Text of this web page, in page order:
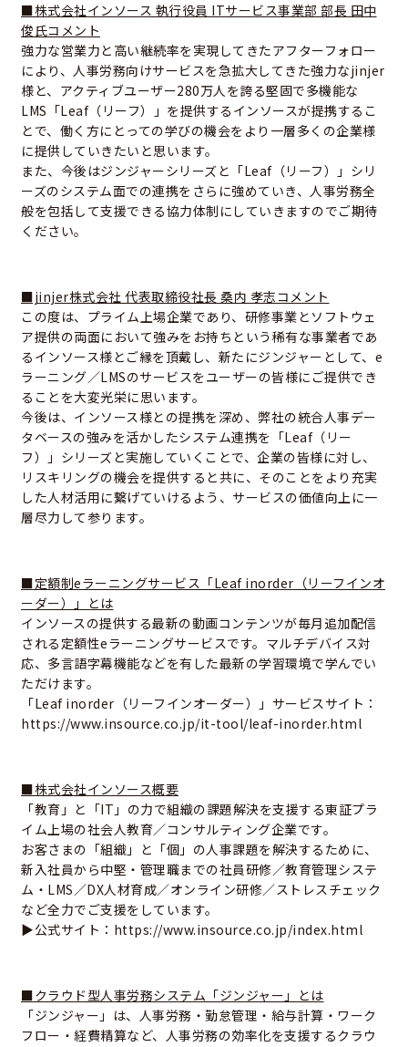
■株式会社インソース 執行役員 ITサービス事業部 部長 田中
俊氏コメント
強力な営業力と高い継続率を実現してきたアフターフォロー
により、人事労務向けサービスを急拡大してきた強力なjinjer
様と、アクティブユーザー280万人を誇る堅固で多機能な
LMS「Leaf（リーフ）」を提供するインソースが提携するこ
とで、働く方にとっての学びの機会をより一層多くの企業様
に提供していきたいと思います。
また、今後はジンジャーシリーズと「Leaf（リーフ）」シリ
ーズのシステム面での連携をさらに強めていき、人事労務全
般を包括して支援できる協力体制にしていきますのでご期待
ください。
■jinjer株式会社 代表取締役社長 桑内 孝志コメント
この度は、プライム上場企業であり、研修事業とソフトウェ
ア提供の両面において強みをお持ちという稀有な事業者であ
るインソース様とご縁を頂戴し、新たにジンジャーとして、e
ラーニング／LMSのサービスをユーザーの皆様にご提供でき
ることを大変光栄に思います。
今後は、インソース様との提携を深め、弊社の統合人事デー
タベースの強みを活かしたシステム連携を「Leaf（リー
フ）」シリーズと実施していくことで、企業の皆様に対し、
リスキリングの機会を提供すると共に、そのことをより充実
した人材活用に繋げていけるよう、サービスの価値向上に一
層尽力して参ります。
■定額制eラーニングサービス「Leaf inorder（リーフインオ
ーダー）」とは
インソースの提供する最新の動画コンテンツが毎月追加配信
される定額性eラーニングサービスです。マルチデバイス対
応、多言語字幕機能などを有した最新の学習環境で学んでい
ただけます。
「Leaf inorder（リーフインオーダー）」サービスサイト：
https://www.insource.co.jp/it-tool/leaf-inorder.html
■株式会社インソース概要
「教育」と「IT」の力で組織の課題解決を支援する東証プラ
イム上場の社会人教育／コンサルティング企業です。
お客さまの「組織」と「個」の人事課題を解決するために、
新入社員から中堅・管理職までの社員研修／教育管理システ
ム・LMS／DX人材育成／オンライン研修／ストレスチェック
など全力でご支援をしています。
▶公式サイト： https://www.insource.co.jp/index.html
■クラウド型人事労務システム「ジンジャー」とは
「ジンジャー」は、人事労務・勤怠管理・給与計算・ワーク
フロー・経費精算など、人事労務の効率化を支援するクラウ